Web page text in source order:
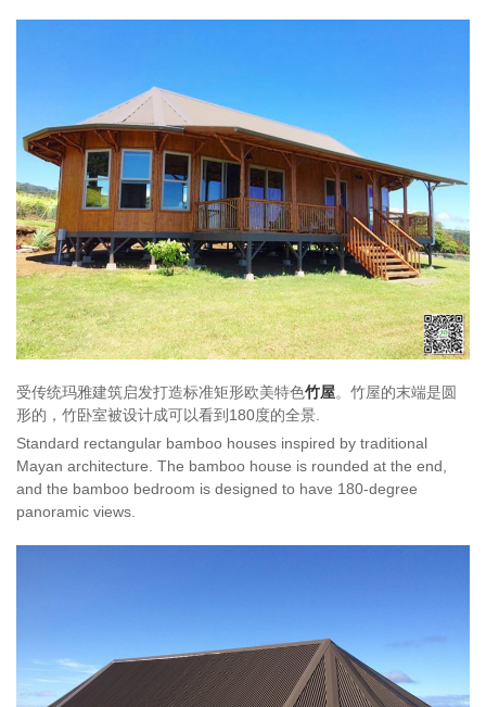
受传统玛雅建筑启发打造标准矩形欧美特色竹屋。竹屋的末端是圆
形的，竹卧室被设计成可以看到180度的全景.
Standard rectangular bamboo houses inspired by traditional
Mayan architecture. The bamboo house is rounded at the end,
and the bamboo bedroom is designed to have 180-degree
panoramic views.